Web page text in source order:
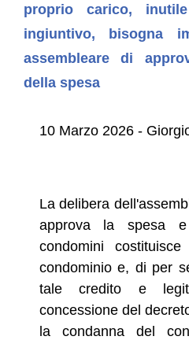
proprio carico,
ingiuntivo, bisogna
assembleare di
della spesa
10 Marzo 2026 -
La delibera
approva la spesa
condomini
condominio e, di per
tale credito e
concessione del
la condanna del